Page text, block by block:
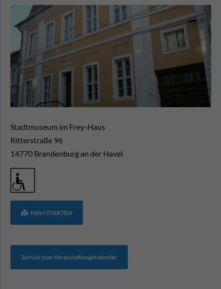
Stadtmuseum im Frey-Haus
Ritterstraße 96
14770 Brandenburg an der Havel
NAVI STARTEN
Zurück zum Veranstaltungskalender